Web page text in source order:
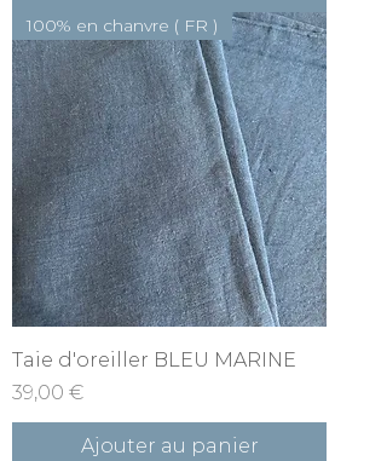
100% en chanvre ( FR )
Taie d'oreiller BLEU MARINE
Prix
39,00 €
Ajouter au panier